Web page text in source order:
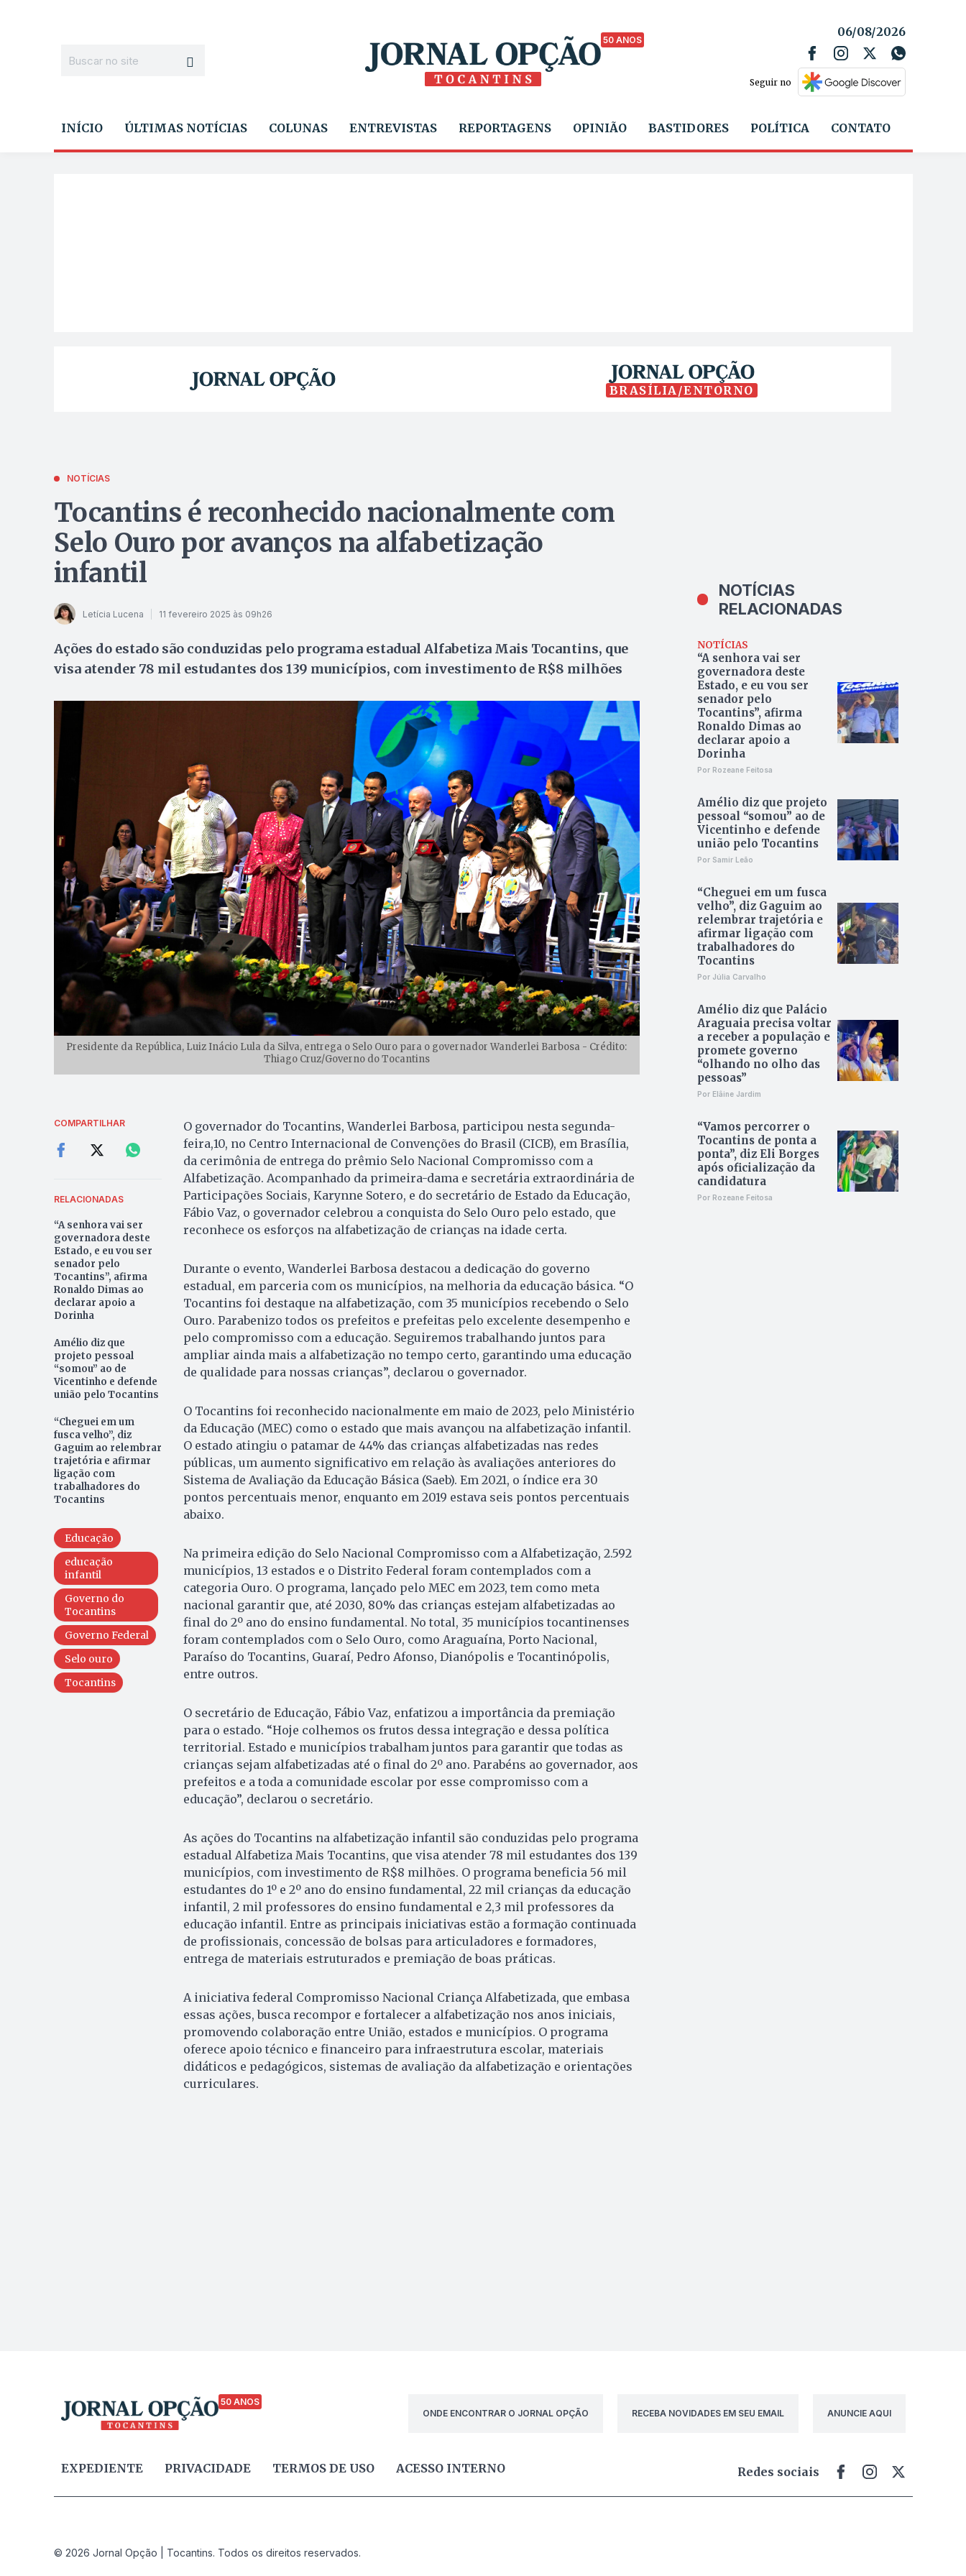
50 ANOS
06/08/2026
Seguir no
INÍCIO ÚLTIMAS NOTÍCIAS COLUNAS ENTREVISTAS REPORTAGENS OPINIÃO BASTIDORES POLÍTICA CONTATO
BRASÍLIA/ENTORNO
NOTÍCIAS
Tocantins é reconhecido nacionalmente com
Selo Ouro por avanços na alfabetização
infantil
Letícia Lucena 11 fevereiro 2025 às 09h26
Ações do estado são conduzidas pelo programa estadual Alfabetiza Mais Tocantins, que
visa atender 78 mil estudantes dos 139 municípios, com investimento de R$8 milhões
Presidente da República, Luiz Inácio Lula da Silva, entrega o Selo Ouro para o governador Wanderlei Barbosa - Crédito:
Thiago Cruz/Governo do Tocantins
COMPARTILHAR
RELACIONADAS
“A senhora vai ser
governadora deste
Estado, e eu vou ser
senador pelo
Tocantins”, afirma
Ronaldo Dimas ao
declarar apoio a
Dorinha
Amélio diz que
projeto pessoal
“somou” ao de
Vicentinho e defende
união pelo Tocantins
“Cheguei em um
fusca velho”, diz
Gaguim ao relembrar
trajetória e afirmar
ligação com
trabalhadores do
Tocantins
Educação
educação
infantil
Governo do
Tocantins
Governo Federal
Selo ouro
Tocantins
O governador do Tocantins, Wanderlei Barbosa, participou nesta segunda-
feira,10, no Centro Internacional de Convenções do Brasil (CICB), em Brasília,
da cerimônia de entrega do prêmio Selo Nacional Compromisso com a
Alfabetização. Acompanhado da primeira-dama e secretária extraordinária de
Participações Sociais, Karynne Sotero, e do secretário de Estado da Educação,
Fábio Vaz, o governador celebrou a conquista do Selo Ouro pelo estado, que
reconhece os esforços na alfabetização de crianças na idade certa.
Durante o evento, Wanderlei Barbosa destacou a dedicação do governo
estadual, em parceria com os municípios, na melhoria da educação básica. “O
Tocantins foi destaque na alfabetização, com 35 municípios recebendo o Selo
Ouro. Parabenizo todos os prefeitos e prefeitas pelo excelente desempenho e
pelo compromisso com a educação. Seguiremos trabalhando juntos para
ampliar ainda mais a alfabetização no tempo certo, garantindo uma educação
de qualidade para nossas crianças”, declarou o governador.
O Tocantins foi reconhecido nacionalmente em maio de 2023, pelo Ministério
da Educação (MEC) como o estado que mais avançou na alfabetização infantil.
O estado atingiu o patamar de 44% das crianças alfabetizadas nas redes
públicas, um aumento significativo em relação às avaliações anteriores do
Sistema de Avaliação da Educação Básica (Saeb). Em 2021, o índice era 30
pontos percentuais menor, enquanto em 2019 estava seis pontos percentuais
abaixo.
Na primeira edição do Selo Nacional Compromisso com a Alfabetização, 2.592
municípios, 13 estados e o Distrito Federal foram contemplados com a
categoria Ouro. O programa, lançado pelo MEC em 2023, tem como meta
nacional garantir que, até 2030, 80% das crianças estejam alfabetizadas ao
final do 2º ano do ensino fundamental. No total, 35 municípios tocantinenses
foram contemplados com o Selo Ouro, como Araguaína, Porto Nacional,
Paraíso do Tocantins, Guaraí, Pedro Afonso, Dianópolis e Tocantinópolis,
entre outros.
O secretário de Educação, Fábio Vaz, enfatizou a importância da premiação
para o estado. “Hoje colhemos os frutos dessa integração e dessa política
territorial. Estado e municípios trabalham juntos para garantir que todas as
crianças sejam alfabetizadas até o final do 2º ano. Parabéns ao governador, aos
prefeitos e a toda a comunidade escolar por esse compromisso com a
educação”, declarou o secretário.
As ações do Tocantins na alfabetização infantil são conduzidas pelo programa
estadual Alfabetiza Mais Tocantins, que visa atender 78 mil estudantes dos 139
municípios, com investimento de R$8 milhões. O programa beneficia 56 mil
estudantes do 1º e 2º ano do ensino fundamental, 22 mil crianças da educação
infantil, 2 mil professores do ensino fundamental e 2,3 mil professores da
educação infantil. Entre as principais iniciativas estão a formação continuada
de profissionais, concessão de bolsas para articuladores e formadores,
entrega de materiais estruturados e premiação de boas práticas.
A iniciativa federal Compromisso Nacional Criança Alfabetizada, que embasa
essas ações, busca recompor e fortalecer a alfabetização nos anos iniciais,
promovendo colaboração entre União, estados e municípios. O programa
oferece apoio técnico e financeiro para infraestrutura escolar, materiais
didáticos e pedagógicos, sistemas de avaliação da alfabetização e orientações
curriculares.
NOTÍCIAS
RELACIONADAS
NOTÍCIAS
“A senhora vai ser
governadora deste
Estado, e eu vou ser
senador pelo
Tocantins”, afirma
Ronaldo Dimas ao
declarar apoio a
Dorinha
Por Rozeane Feitosa
Amélio diz que projeto
pessoal “somou” ao de
Vicentinho e defende
união pelo Tocantins
Por Samir Leão
“Cheguei em um fusca
velho”, diz Gaguim ao
relembrar trajetória e
afirmar ligação com
trabalhadores do
Tocantins
Por Júlia Carvalho
Amélio diz que Palácio
Araguaia precisa voltar
a receber a população e
promete governo
“olhando no olho das
pessoas”
Por Elâine Jardim
“Vamos percorrer o
Tocantins de ponta a
ponta”, diz Eli Borges
após oficialização da
candidatura
Por Rozeane Feitosa
50 ANOS
ONDE ENCONTRAR O JORNAL OPÇÃO
RECEBA NOVIDADES EM SEU EMAIL ANUNCIE AQUI
EXPEDIENTE PRIVACIDADE TERMOS DE USO ACESSO INTERNO Redes sociais
© 2026 Jornal Opção | Tocantins. Todos os direitos reservados.